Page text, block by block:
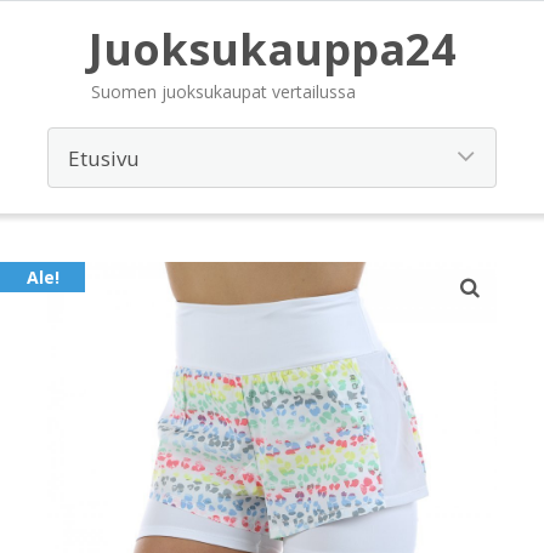
Juoksukauppa24
Suomen juoksukaupat vertailussa
Ale!